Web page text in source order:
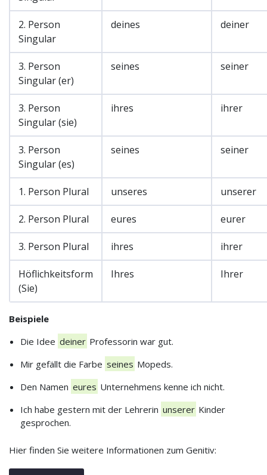
2. Person
Singular
deines deiner
3. Person
Singular (er)
seines seiner
3. Person
Singular (sie)
ihres ihrer
3. Person
Singular (es)
seines seiner
1. Person Plural unseres unserer
2. Person Plural eures eurer
3. Person Plural ihres ihrer
Höflichkeitsform
(Sie)
Ihres Ihrer
Beispiele
Die Idee deiner Professorin war gut.
Mir gefällt die Farbe seines Mopeds.
Den Namen eures Unternehmens kenne ich nicht.
Ich habe gestern mit der Lehrerin unserer Kinder
gesprochen.
Hier finden Sie weitere Informationen zum Genitiv: